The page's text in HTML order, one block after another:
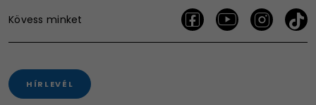
Kövess minket
HÍRLEVÉL